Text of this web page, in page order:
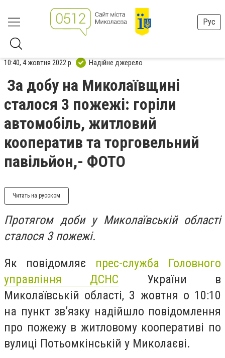
Рус
10:40, 4 жовтня 2022 р. Надійне джерело
За добу на Миколаївщині
сталося 3 пожежі: горіли
автомобіль, житловий
кооператив та торговельний
павільйон,- ФОТО
Читать на русском
Протягом доби у Миколаївській області
сталося 3 пожежі.
Як повідомляє прес-служба Головного
управління ДСНС України в
Миколаївській області, 3 жовтня о 10:10
на пункт зв’язку надійшло повідомлення
про пожежу в житловому кооперативі по
вулиці Потьомкінській у Миколаєві.